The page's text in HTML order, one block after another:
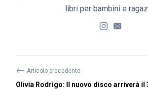
libri per bambini e
⟵ Articolo precedente
Olivia Rodrigo: Il nuovo disco arriverà il